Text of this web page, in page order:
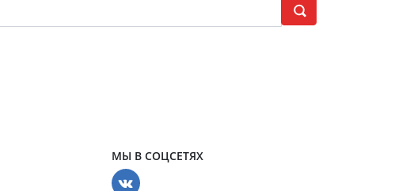
МЫ В СОЦСЕТЯХ